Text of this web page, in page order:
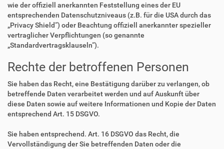
wie der offiziell anerkannten Feststellung eines der EU
entsprechenden Datenschutzniveaus (z.B. für die USA durch das
„Privacy Shield“) oder Beachtung offiziell anerkannter spezieller
vertraglicher Verpflichtungen (so genannte
„Standardvertragsklauseln“).
Rechte der betroffenen Personen
Sie haben das Recht, eine Bestätigung darüber zu verlangen, ob
betreffende Daten verarbeitet werden und auf Auskunft über
diese Daten sowie auf weitere Informationen und Kopie der Daten
entsprechend Art. 15 DSGVO.
Sie haben entsprechend. Art. 16 DSGVO das Recht, die
Vervollständigung der Sie betreffenden Daten oder die